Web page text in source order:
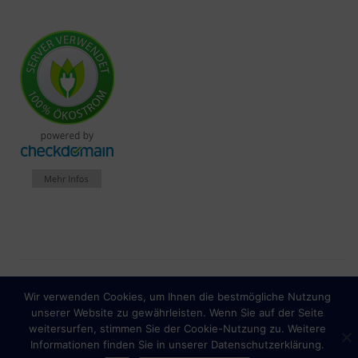
Impressum Datenschutzhinweise
Spendenkonto: IBAN
DE56430609674056430200
Wir verwenden Cookies, um Ihnen die bestmögliche Nutzung
unserer Website zu gewährleisten. Wenn Sie auf der Seite
weitersurfen, stimmen Sie der Cookie-Nutzung zu. Weitere
Informationen finden Sie in unserer Datenschutzerklärung.